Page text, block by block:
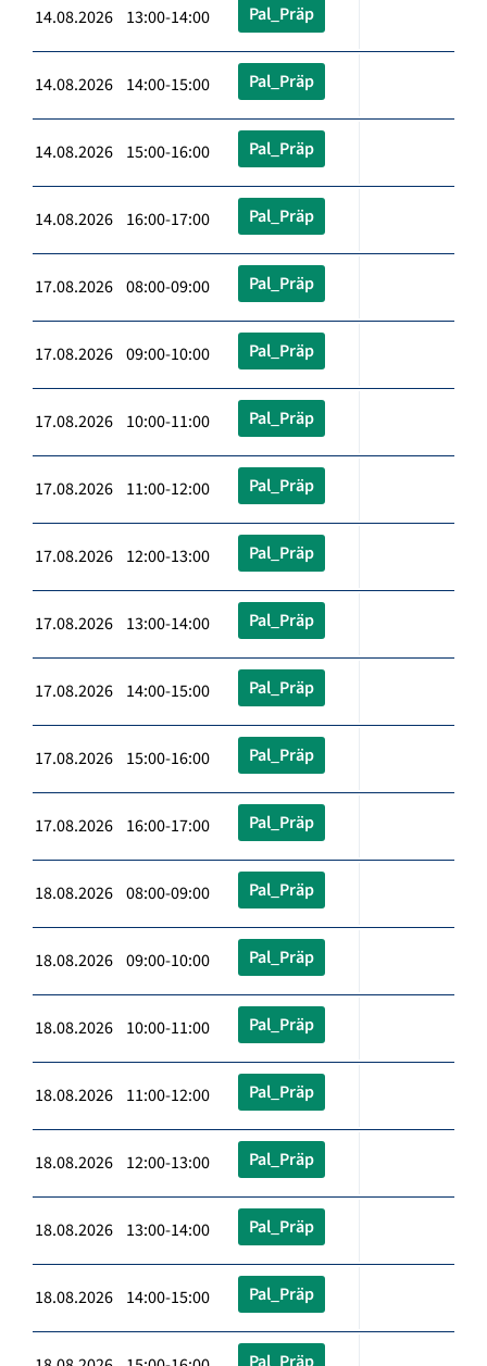
14.08.2026 13:00-14:00 Pal_Präp
14.08.2026 14:00-15:00 Pal_Präp
14.08.2026 15:00-16:00 Pal_Präp
14.08.2026 16:00-17:00 Pal_Präp
17.08.2026 08:00-09:00 Pal_Präp
17.08.2026 09:00-10:00 Pal_Präp
17.08.2026 10:00-11:00 Pal_Präp
17.08.2026 11:00-12:00 Pal_Präp
17.08.2026 12:00-13:00 Pal_Präp
17.08.2026 13:00-14:00 Pal_Präp
17.08.2026 14:00-15:00 Pal_Präp
17.08.2026 15:00-16:00 Pal_Präp
17.08.2026 16:00-17:00 Pal_Präp
18.08.2026 08:00-09:00 Pal_Präp
18.08.2026 09:00-10:00 Pal_Präp
18.08.2026 10:00-11:00 Pal_Präp
18.08.2026 11:00-12:00 Pal_Präp
18.08.2026 12:00-13:00 Pal_Präp
18.08.2026 13:00-14:00 Pal_Präp
18.08.2026 14:00-15:00 Pal_Präp